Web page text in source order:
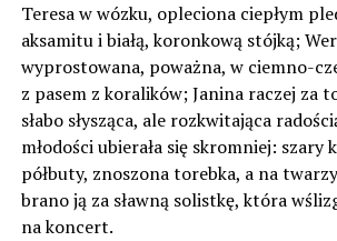
Teresa w wózku, opleciona ciepłym
aksamitu i białą, koronkową stójką;
wyprostowana, poważna, w ciemno-
z pasem z koralików; Janina raczej za
słabo słysząca, ale rozkwitająca
młodości ubierała się skromniej: szary
półbuty, znoszona torebka, a na
brano ją za sławną solistkę, która
na koncert.